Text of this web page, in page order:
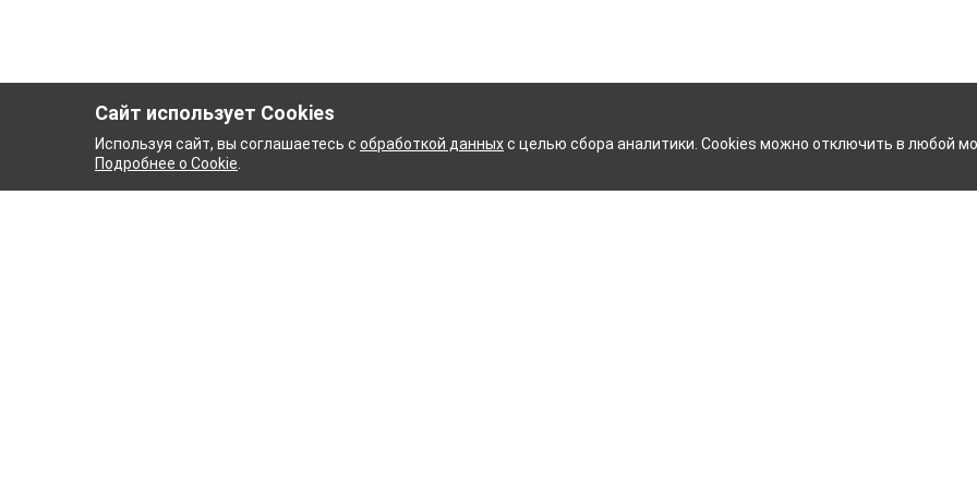
Сайт использует Cookies
Используя сайт, вы соглашаетесь с обработкой данныхс целью сбора аналитики. Cookies можно отключить в любой
Подробнее о Cookie